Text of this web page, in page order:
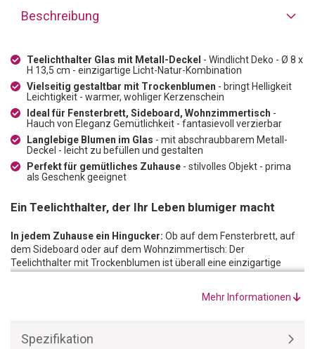
Beschreibung
Teelichthalter Glas mit Metall-Deckel - Windlicht Deko - Ø 8 x
H 13,5 cm - einzigartige Licht-Natur-Kombination
Vielseitig gestaltbar mit Trockenblumen - bringt Helligkeit
Leichtigkeit - warmer, wohliger Kerzenschein
Ideal für Fensterbrett, Sideboard, Wohnzimmertisch -
Hauch von Eleganz Gemütlichkeit - fantasievoll verzierbar
Langlebige Blumen im Glas - mit abschraubbarem Metall-
Deckel - leicht zu befüllen und gestalten
Perfekt für gemütliches Zuhause - stilvolles Objekt - prima
als Geschenk geeignet
Ein Teelichthalter, der Ihr Leben blumiger macht
In jedem Zuhause ein Hingucker: Ob auf dem Fensterbrett, auf
dem Sideboard oder auf dem Wohnzimmertisch: Der
Teelichthalter mit Trockenblumen ist überall eine einzigartige
Wohnung. Die minimalistische Dekoration lässt sich fantasievoll
an die Schönheit der Vergänglichkeit.
Mehr Informationen
Spezifikation